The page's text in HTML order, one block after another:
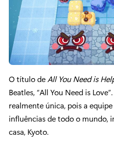
O título de All You Need is
Beatles, “All You Need is
realmente única, pois a
influências de todo o mundo,
casa, Kyoto.